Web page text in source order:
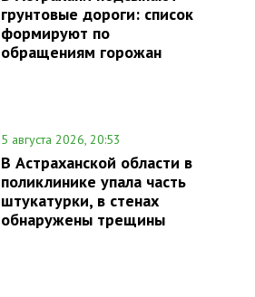
грунтовые дороги: список
формируют по
обращениям горожан
5 августа 2026, 20:53
В Астраханской области в
поликлинике упала часть
штукатурки, в стенах
обнаружены трещины